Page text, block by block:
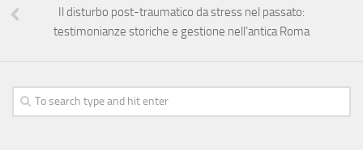
Il disturbo post-traumatico da stress nel passato:
testimonianze storiche e gestione nell’antica Roma